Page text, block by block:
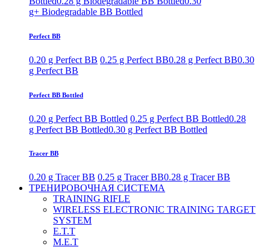
g+ Biodegradable BB Bottled
Perfect BB
0.20 g Perfect BB 0.25 g Perfect BB0.28 g Perfect BB0.30
g Perfect BB
Perfect BB Bottled
0.20 g Perfect BB Bottled 0.25 g Perfect BB Bottled0.28
g Perfect BB Bottled0.30 g Perfect BB Bottled
Tracer BB
0.20 g Tracer BB 0.25 g Tracer BB0.28 g Tracer BB
ТРЕНИРОВОЧНАЯ СИСТЕМА
TRAINING RIFLE
WIRELESS ELECTRONIC TRAINING TARGET
SYSTEM
E.T.T
M.E.T